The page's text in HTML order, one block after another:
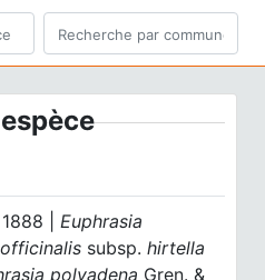
1888 |Euphrasia
subsp. hirtella
polyadena Gren. &